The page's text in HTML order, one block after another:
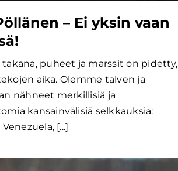
– Ei yksin vaan
takana, puheet ja marssit on pidetty,
aika. Olemme talven ja
nähneet merkillisiä ja
kansainvälisiä selkkauksia:
[...]